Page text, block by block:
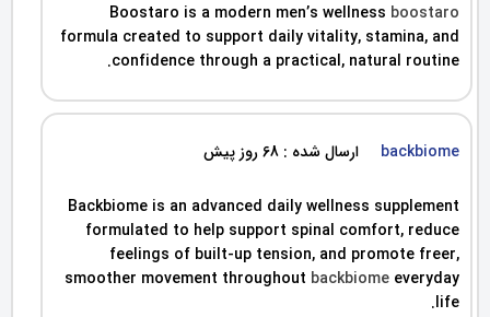
Boostaro is a modern men’s wellness boostaro
formula created to support daily vitality, stamina, and
confidence through a practical, natural routine.
backbiome ارسال شده : 68 روز پیش
Backbiome is an advanced daily wellness supplement
formulated to help support spinal comfort, reduce
feelings of built-up tension, and promote freer,
smoother movement throughout backbiome everyday
life.